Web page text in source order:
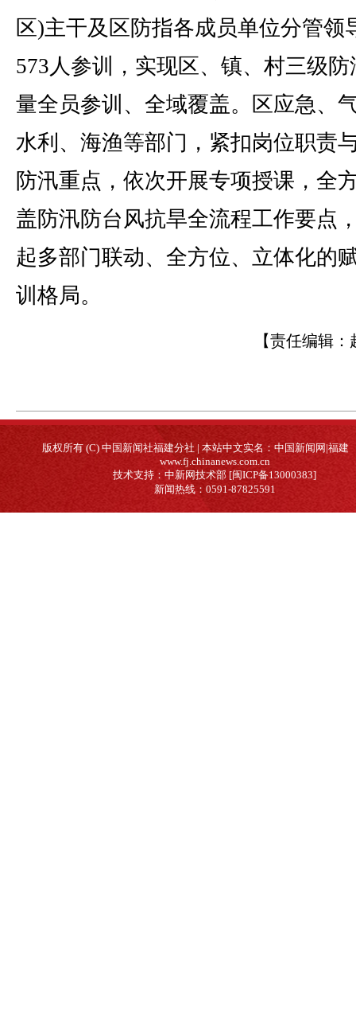
区)主干及区防指各成员单位分管领
573人参训，实现区、镇、村三级防
量全员参训、全域覆盖。区应急、
水利、海渔等部门，紧扣岗位职责
防汛重点，依次开展专项授课，全
盖防汛防台风抗旱全流程工作要点
起多部门联动、全方位、立体化的
训格局。
【责任编辑：
版权所有 (C) 中国新闻社福建分社 | 本站中文实名：中国新闻网|福建
www.fj.chinanews.com.cn
技术支持：中新网技术部 [闽ICP备13000383]
新闻热线：0591-87825591